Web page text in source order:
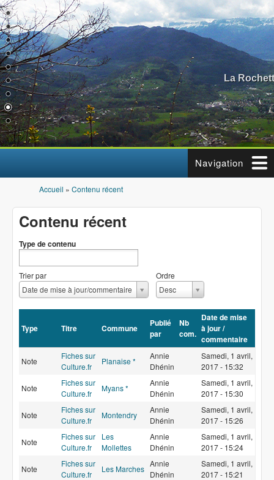
Aller au contenu principal
La
Navigation
Vous êtes ici
Accueil » Contenu récent
Contenu récent
Type de contenu
Trier par
Date de mise à jour/commentaire
T
r
i
Ordre
Desc
O
r
d
r
e
Type Titre Commune
Publié
par
Nb
com.
Date de mise
à jour /
commentaire
Note
Fiches sur
Culture.fr
Planaise *
Annie
Dhénin
Samedi, 1 avril,
2017 - 15:32
Note
Fiches sur
Culture.fr
Myans *
Annie
Dhénin
Samedi, 1 avril,
2017 - 15:30
Note
Fiches sur
Culture.fr
Montendry
Annie
Dhénin
Samedi, 1 avril,
2017 - 15:26
Note
Fiches sur
Culture.fr
Les
Mollettes
Annie
Dhénin
Samedi, 1 avril,
2017 - 15:24
Note
Fiches sur
Culture.fr
Les Marches
Annie
Dhénin
Samedi, 1 avril,
2017 - 15:21